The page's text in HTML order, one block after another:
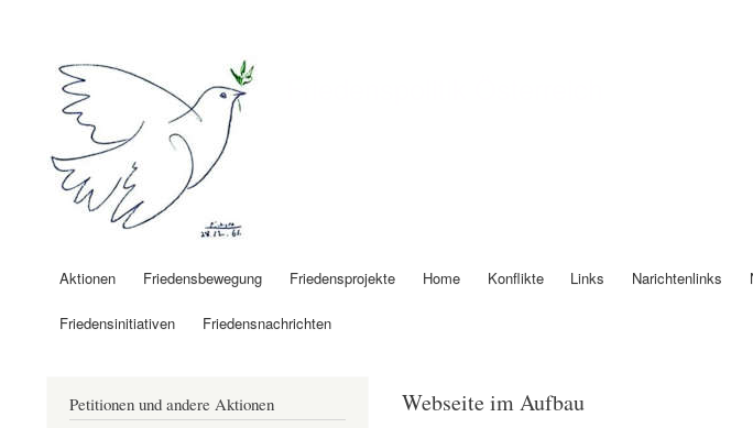
Hauptnavigation
Aktionen Friedensbewegung Friedensprojekte Home Konflikte Links Narichtenlinks
Friedensinitiativen Friedensnachrichten
Webseite im Aufbau
Petitionen und andere Aktionen